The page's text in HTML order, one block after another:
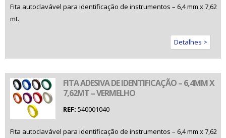
Fita autoclavável para identificação de instrumentos – 6,4 mm x 7,62
mt.
Detalhes >
FITA ADESIVA DE IDENTIFICAÇÃO – 6,4MM X
7,62MT – VERMELHO
REF: 540001040
Fita autoclavável para identificação de instrumentos – 6,4 mm x 7,62